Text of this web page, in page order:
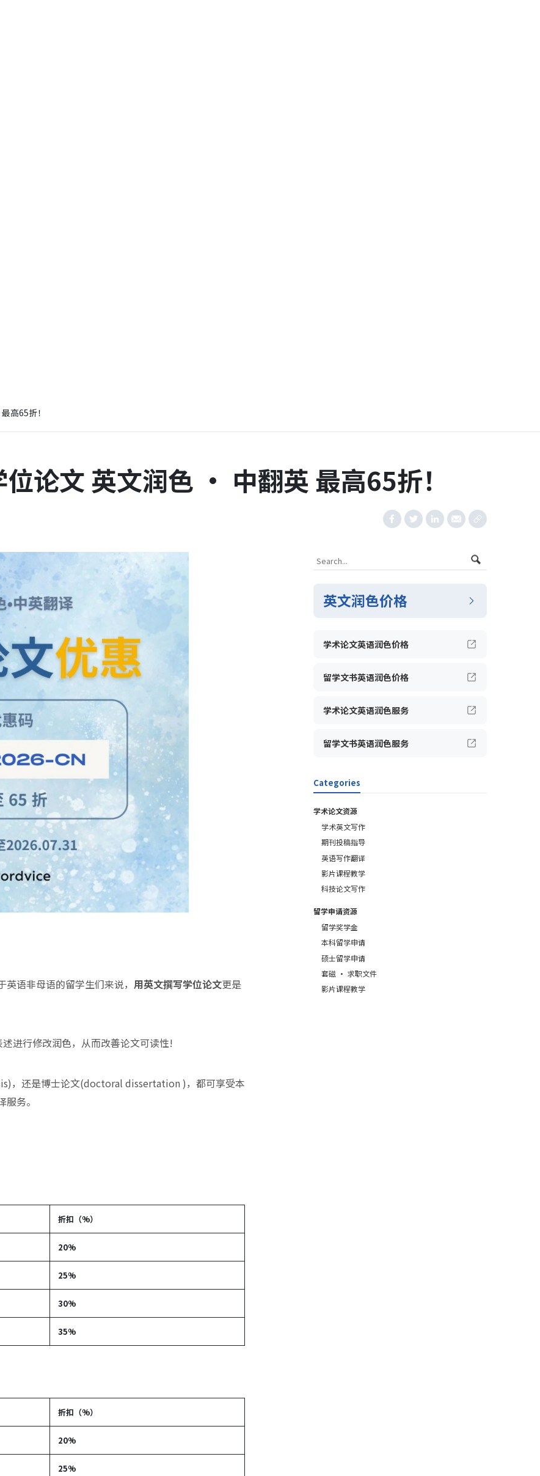
高65折！
论文 英文润色 · 中翻英 最高65折！
语非母语的留学生们来说， 用英文撰写学位论文更是
进行修改润色，从而改善论文可读性!
，还是博士论文(doctoral dissertation )，都可享受本
务。
折扣（%）
20%
25%
30%
35%
折扣（%）
20%
25%
英文润色价格
学术论文英语润色价格
留学文书英语润色价格
学术论文英语润色服务
留学文书英语润色服务
Categories
学术论文资源
学术英文写作
期刊投稿指导
英语写作翻译
影片课程教学
科技论文写作
留学申请资源
留学奖学金
本科留学申请
硕士留学申请
套磁 · 求职文件
影片课程教学